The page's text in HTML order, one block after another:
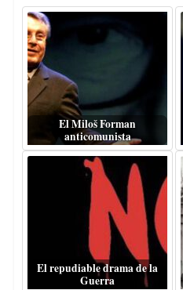
El Miloš Forman
anticomunista
El repudiable drama de la
Guerra